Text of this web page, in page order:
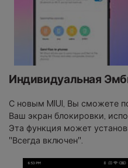
Индивидуальная
С новым MIUI, Вы сможете
Ваш экран блокировки,
Эта функция может
"Всегда включен".